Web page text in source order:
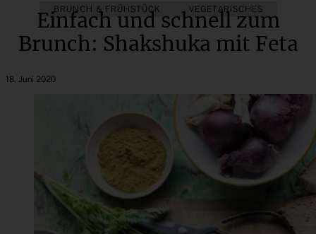
BRUNCH & FRÜHSTÜCK VEGETARISCHES
Einfach und schnell zum
Brunch: Shakshuka mit Feta
18. Juni 2020